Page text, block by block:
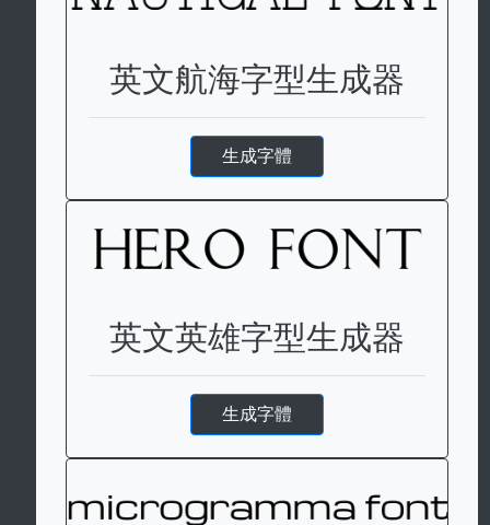
英文航海字型生成器
生成字體
英文英雄字型生成器
生成字體